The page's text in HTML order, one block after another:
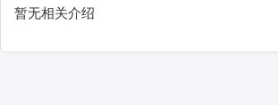
暂无相关介绍